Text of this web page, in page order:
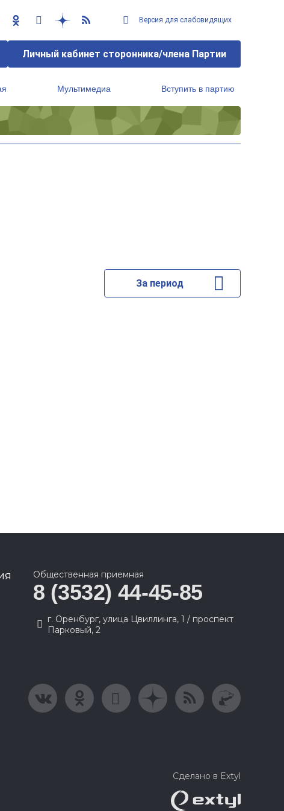
Версия для слабовидящих
Личный кабинет сторонника/члена Партии
Мультимедиа Вступить в партию
За период
Общественная приемная
8 (3532) 44-45-85
г. Оренбург, улица Цвиллинга, 1 / проспект
Парковый, 2
Сделано в Extyl